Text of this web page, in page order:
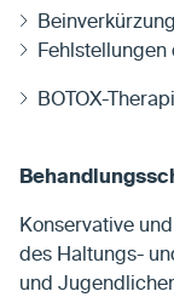
BOTOX-
Konservative
des Haltungs-
und